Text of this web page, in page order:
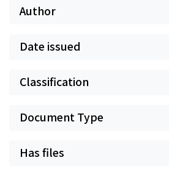
Author
Date issued
Classification
Document Type
Has files